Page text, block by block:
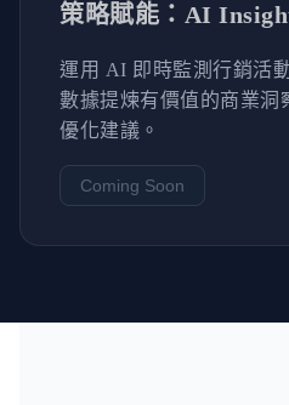
策略賦能：AI
運用 AI 即時監測行銷活
數據提煉有價值的商業洞
優化建議。
Coming Soon